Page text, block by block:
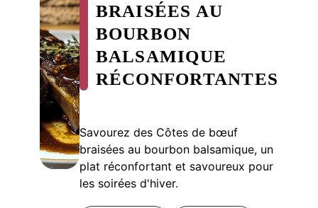
BRAISÉES AU
BOURBON
BALSAMIQUE
RÉCONFORTANTES
Savourez des Côtes de bœuf
braisées au bourbon balsamique, un
plat réconfortant et savoureux pour
les soirées d'hiver.